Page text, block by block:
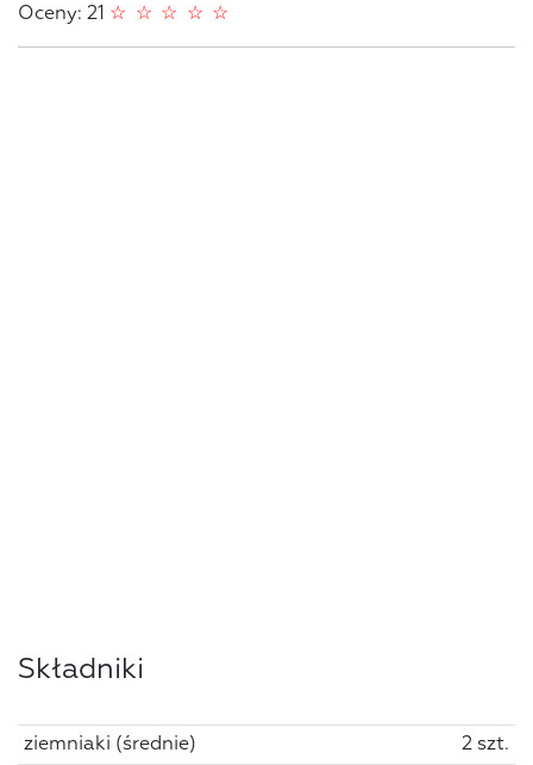
Oceny: 21
☆
☆
☆
☆
☆
Składniki
ziemniaki (średnie) 2 szt.